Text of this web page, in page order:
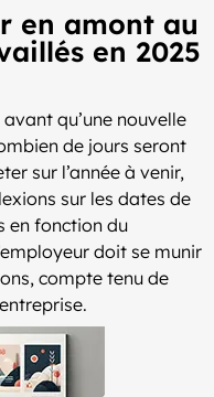
en amont au
en 2025
qu’une nouvelle
de jours seront
sur l’année à venir,
sur les dates de
en fonction du
doit se munir
compte tenu de